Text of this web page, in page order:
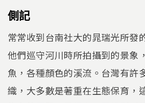
側記
常常收到台南社大的晁瑞光所發
他們巡守河川時所拍攝到的景象
魚，各種顏色的溪流。台灣有許
織，大多數是著重在生態保育，